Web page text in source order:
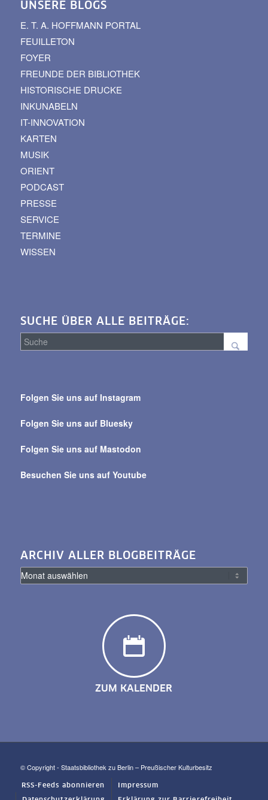
UNSERE BLOGS
E. T. A. HOFFMANN PORTAL
FEUILLETON
FOYER
FREUNDE DER BIBLIOTHEK
HISTORISCHE DRUCKE
INKUNABELN
IT-INNOVATION
KARTEN
MUSIK
ORIENT
PODCAST
PRESSE
SERVICE
TERMINE
WISSEN
SUCHE ÜBER ALLE BEITRÄGE:
alle
Folgen Sie uns auf Instagram
Folgen Sie uns auf Bluesky
Folgen Sie uns auf Mastodon
Besuchen Sie uns auf Youtube
ARCHIV ALLER BLOGBEITRÄGE
ZUM KALENDER
© Copyright - Staatsbibliothek zu Berlin – Preußischer Kulturbesitz
RSS-Feeds abonnieren Impressum